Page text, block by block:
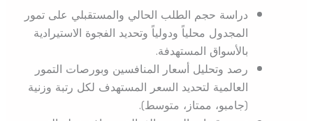
دراسة حجم الطلب الحالي والمستقبلي على تمور
المجدول محلياً ودولياً وتحديد الفجوة الاستيرادية
بالأسواق المستهدفة.
رصد وتحليل أسعار المنافسين وبورصات التمور
العالمية لتحديد السعر المستهدف لكل رتبة وزنية
(جامبو، ممتاز، متوسط).